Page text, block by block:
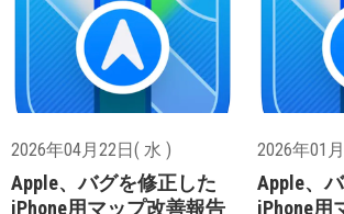
2026年04月22日( 水 )
Apple、バグを修正した
iPhone用マップ改善報告
2026年01
Apple、
iPhone用